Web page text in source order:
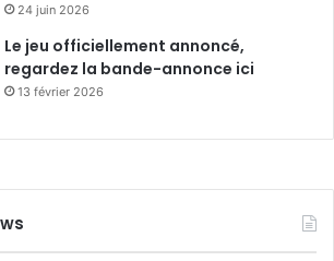
24 juin 2026
Le jeu officiellement annoncé,
regardez la bande-annonce ici
13 février 2026